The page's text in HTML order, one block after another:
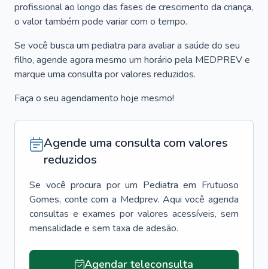
profissional ao longo das fases de crescimento da criança,
o valor também pode variar com o tempo.
Se você busca um pediatra para avaliar a saúde do seu
filho, agende agora mesmo um horário pela MEDPREV e
marque uma consulta por valores reduzidos.
Faça o seu agendamento hoje mesmo!
Agende uma consulta com valores
reduzidos
Se você procura por um Pediatra em Frutuoso
Gomes, conte com a Medprev. Aqui você agenda
consultas e exames por valores acessíveis, sem
mensalidade e sem taxa de adesão.
Agendar teleconsulta